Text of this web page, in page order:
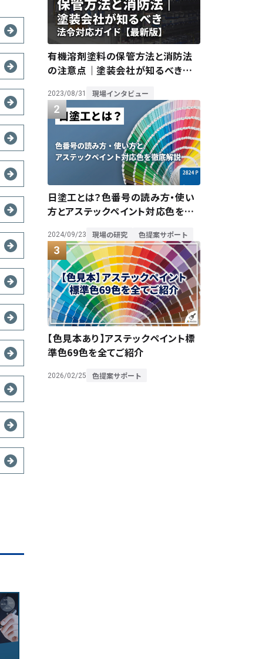
有機溶剤塗料の保管方法と消防法
の注意点｜塗装会社が知るべき法
2023/08/31 現場インタビュー
日塗工とは？色番号の読み方・使い
方とアステックペイント対応色を徹
2024/09/23 現場の研究 色提案サポート
【色見本あり】アステックペイント標
準色69色を全てご紹介
2026/02/25 色提案サポート